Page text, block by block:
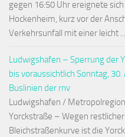
gegen 16:50 Uhr ereignete
Hockenheim, kurz vor der
Verkehrsunfall mit einer leicht
Ludwigshafen – Sperrung der
bis voraussichtlich Sonntag,
Buslinien der rnv
Ludwigshafen /
Yorckstraße – Wegen
Bleichstraßenkurve ist die